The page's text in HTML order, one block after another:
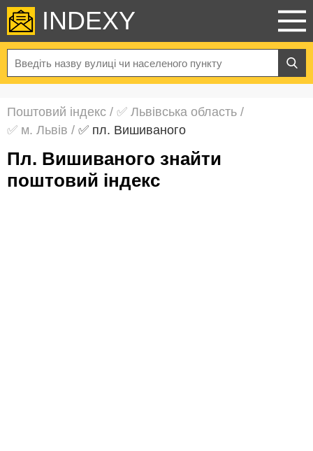
INDEXY
Поштовий індекс / ✅ Львівська область /
✅ м. Львів / ✅ пл. Вишиваного
пл. Вишиваного знайти
поштовий індекс